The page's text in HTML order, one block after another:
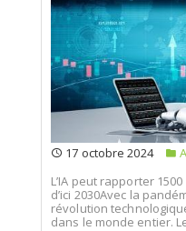
17 octobre 2024
L’IA peut rapporter
d’ici 2030Avec la
révolution
dans le monde entier.